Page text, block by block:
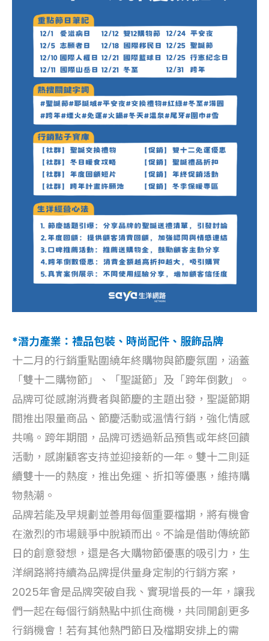
*潛力產業：禮品包裝、時尚配件、服飾品牌
十二月的行銷重點圍繞年終購物與節慶氛圍，涵蓋
「雙十二購物節」、「聖誕節」及「跨年倒數」。
品牌可從感謝消費者與節慶的主題出發，聖誕節期
間推出限量商品、節慶活動或溫情行銷，強化情感
共鳴。跨年期間，品牌可透過新品預售或年終回饋
活動，感謝顧客支持並迎接新的一年。雙十二則延
續雙十一的熱度，推出免運、折扣等優惠，維持購
物熱潮。
品牌若能及早規劃並善用每個重要檔期，將有機會
在激烈的市場競爭中脫穎而出。不論是借助傳統節
日的創意發想，還是各大購物節優惠的吸引力，生
洋網路將持續為品牌提供量身定制的行銷方案，
2025年會是品牌突破自我、實現增長的一年，讓我
們一起在每個行銷熱點中抓住商機，共同開創更多
行銷機會！若有其他熱門節日及檔期安排上的需